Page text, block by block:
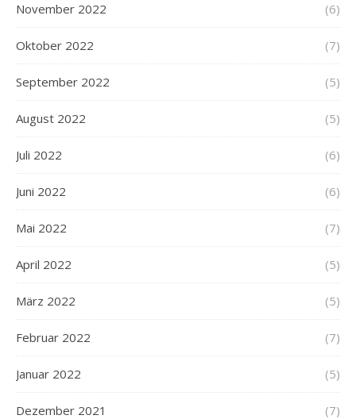
November 2022 (6)
Oktober 2022 (7)
September 2022 (5)
August 2022 (5)
Juli 2022 (6)
Juni 2022 (6)
Mai 2022 (7)
April 2022 (5)
März 2022 (5)
Februar 2022 (7)
Januar 2022 (5)
Dezember 2021 (7)